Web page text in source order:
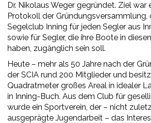
Dr. Nikolaus Weger gegründet. Ziel war
Protokoll der Gründungsversammlung,
Segelclub Inning für jeden Segler aus
sowie für Segler, die ihre Boote in
haben, zugänglich sein soll.
Heute – mehr als 50 Jahre nach der
der SCIA rund 200 Mitglieder und
Quadratmeter großes Areal in idealer
in Inning-Buch. Aus dem Club für
wurde ein Sportverein, der – nicht
ausgeprägte Jugendarbeit – das